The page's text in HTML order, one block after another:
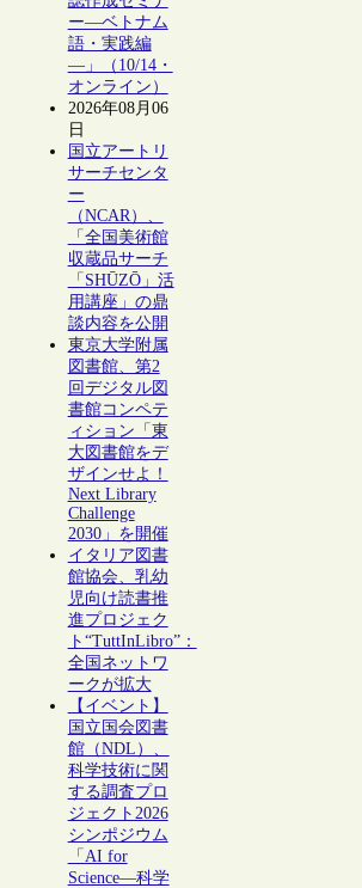
ー―ベトナム
語・実践編
―」（10/14・
オンライン）
2026年08月06
日
国立アートリ
サーチセンタ
ー
（NCAR）、
「全国美術館
収蔵品サーチ
「SHŪZŌ」活
用講座」の鼎
談内容を公開
東京大学附属
図書館、第2
回デジタル図
書館コンペテ
ィション「東
大図書館をデ
ザインせよ！
Next Library
Challenge
2030」を開催
イタリア図書
館協会、乳幼
児向け読書推
進プロジェク
ト“TuttInLibro”：
全国ネットワ
ークが拡大
【イベント】
国立国会図書
館（NDL）、
科学技術に関
する調査プロ
ジェクト2026
シンポジウム
「AI for
Science―科学